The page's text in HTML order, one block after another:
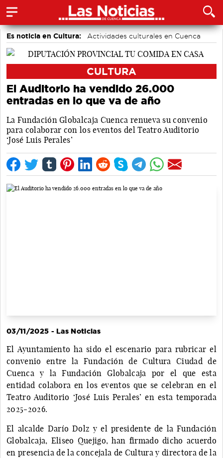
Es noticia en Cultura: Actividades culturales en Cuenca
CULTURA
El Auditorio ha vendido 26.000
entradas en lo que va de año
La Fundación Globalcaja Cuenca renueva su convenio
para colaborar con los eventos del Teatro Auditorio
‘José Luis Perales’
03/11/2025 - Las Noticias
El Ayuntamiento ha sido el escenario para rubricar el
convenio entre la Fundación de Cultura Ciudad de
Cuenca y la Fundación Globalcaja por el que esta
entidad colabora en los eventos que se celebran en el
Teatro Auditorio ‘José Luis Perales’ en esta temporada
2025-2026.
El alcalde Darío Dolz y el presidente de la Fundación
Globalcaja, Eliseo Quejigo, han firmado dicho acuerdo
en presencia de la concejala de Cultura y directora de la